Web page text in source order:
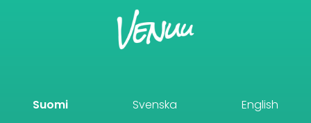
Suomi Svenska English